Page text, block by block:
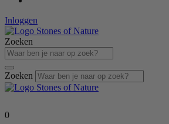
Inloggen
Zoeken
Zoeken
0